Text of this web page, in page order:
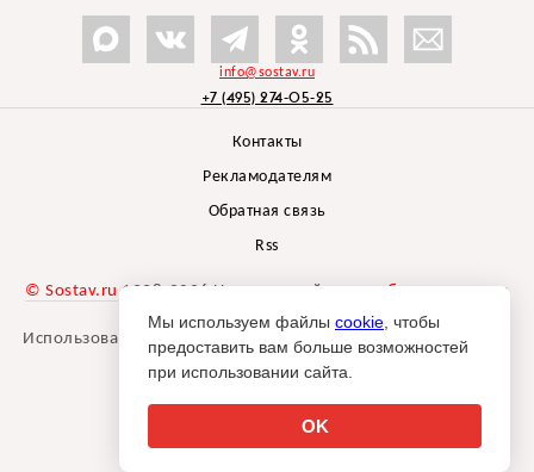
info@sostav.ru
+7 (495) 274-05-25
Контакты
Рекламодателям
Обратная связь
Rss
© Sostav.ru 1998-2026 Независимый проектбрендингового
агентства Depot
Использование материалов Sostav.ru допустимо только при
указании источника.
Мы используем файлы cookie , чтобы
предоставить вам больше возможностей
при использовании сайта.
OK